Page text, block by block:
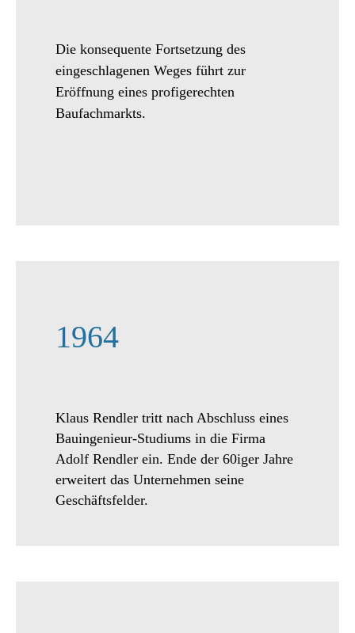
Die konsequente Fortsetzung des
eingeschlagenen Weges führt zur
Eröffnung eines profigerechten
Baufachmarkts.
1964
Klaus Rendler tritt nach Abschluss eines
Bauingenieur-Studiums in die Firma
Adolf Rendler ein. Ende der 60iger Jahre
erweitert das Unternehmen seine
Geschäftsfelder.